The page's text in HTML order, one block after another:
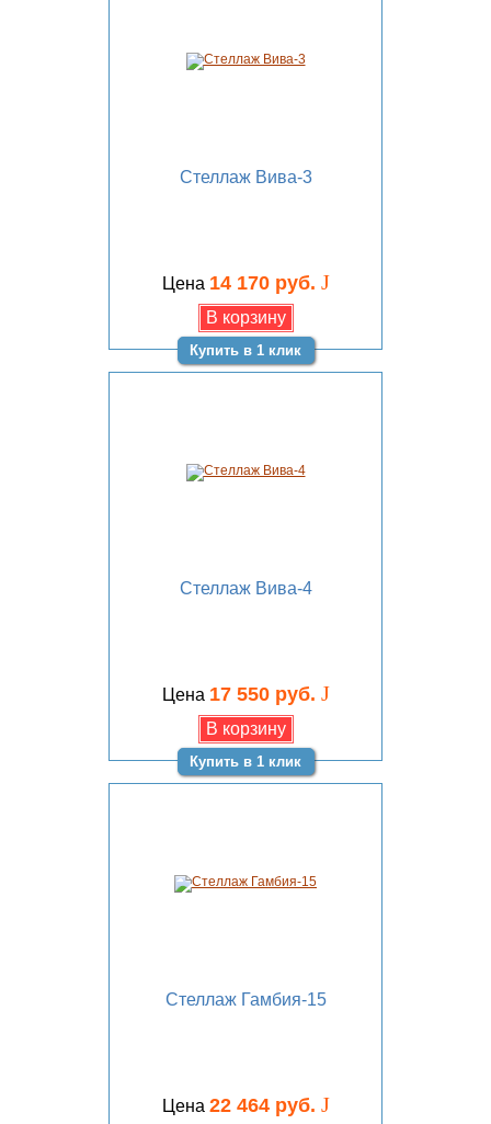
Стеллаж Вива-3
Цена 14 170 руб. J
Купить в 1 клик
Стеллаж Вива-4
Цена 17 550 руб. J
Купить в 1 клик
Стеллаж Гамбия-15
Цена 22 464 руб. J